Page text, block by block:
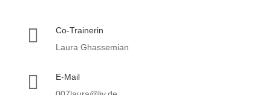

Co-Trainerin
Laura Ghassemian

E-Mail